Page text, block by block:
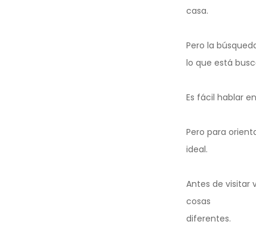
casa.
Pero la
lo que está
Es fácil hablar
Pero para
ideal.
Antes de visitar
cosas
diferentes.